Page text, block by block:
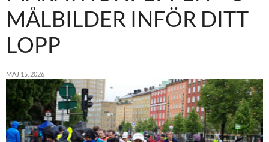
MÅLBILDER INFÖR DITT
LOPP
MAJ 15, 2026